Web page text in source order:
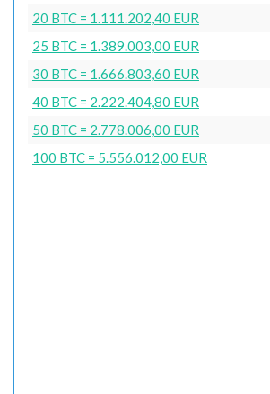
20 BTC = 1.111.202,40 EUR
25 BTC = 1.389.003,00 EUR
30 BTC = 1.666.803,60 EUR
40 BTC = 2.222.404,80 EUR
50 BTC = 2.778.006,00 EUR
100 BTC = 5.556.012,00 EUR